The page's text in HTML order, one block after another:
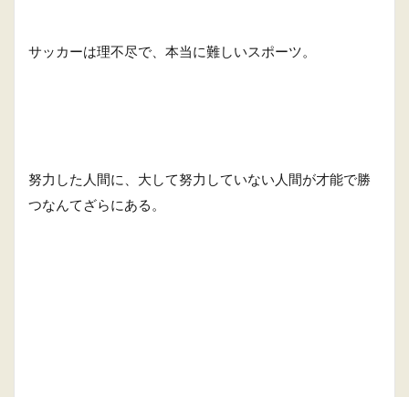
サッカーは理不尽で、本当に難しいスポーツ。
努力した人間に、大して努力していない人間が才能で勝
つなんてざらにある。